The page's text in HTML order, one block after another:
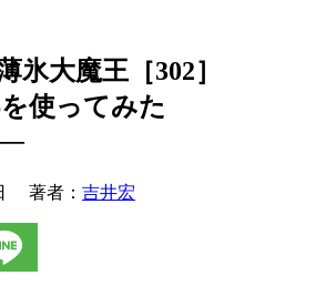
氷大魔王［302］
使ってみた
著者： 吉井宏